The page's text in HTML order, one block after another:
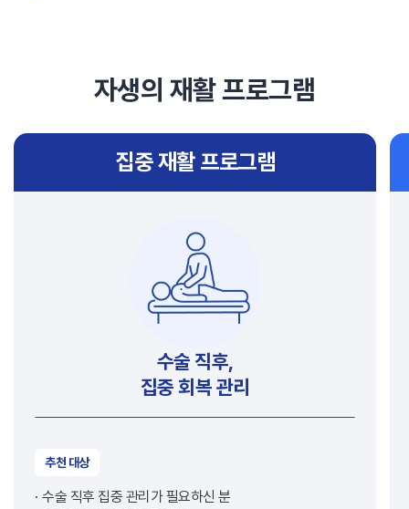
자생의 재활 프로그램
집중 재활 프로그램
수술 직후,
집중 회복 관리
추천 대상
수술 직후 집중 관리가 필요하신 분